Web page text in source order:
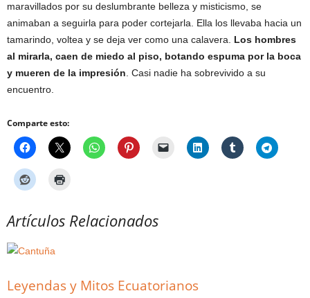
maravillados por su deslumbrante belleza y misticismo, se
animaban a seguirla para poder cortejarla. Ella los llevaba hacia un
tamarindo, voltea y se deja ver como una calavera. Los hombres
al mirarla, caen de miedo al piso, botando espuma por la boca
y mueren de la impresión. Casi nadie ha sobrevivido a su
encuentro.
Comparte esto:
Artículos Relacionados
Leyendas y Mitos Ecuatorianos